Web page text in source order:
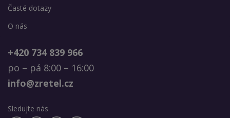
Časté dotazy
O nás
+420 734 839 966
po – pá 8:00 – 16:00
info@zretel.cz
Sledujte nás